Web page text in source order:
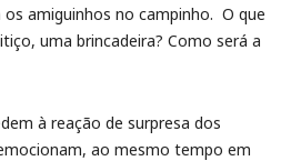
amiguinhos no campinho. O que
uma brincadeira? Como será a
à reação de surpresa dos
ao mesmo tempo em